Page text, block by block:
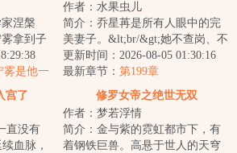
涅槃
拿到子
夫陪她
雾是他一
作者：水果虫儿
简介：乔星苒是所有人眼中的完
美妻子。&lt;br/&gt;她不查岗、不
吃醋、不闹脾气。&lt;br/&gt;甚至
得知丈夫...
更新时间：2026-08-05 01:30:16
最新章节： 第199章
宫了
直没有
血脉，
修罗女帝之绝世无双
作者：梦若浮情
简介：金与紫的霓虹都市下，有
着钢铁巨兽。高悬于世人的天穹